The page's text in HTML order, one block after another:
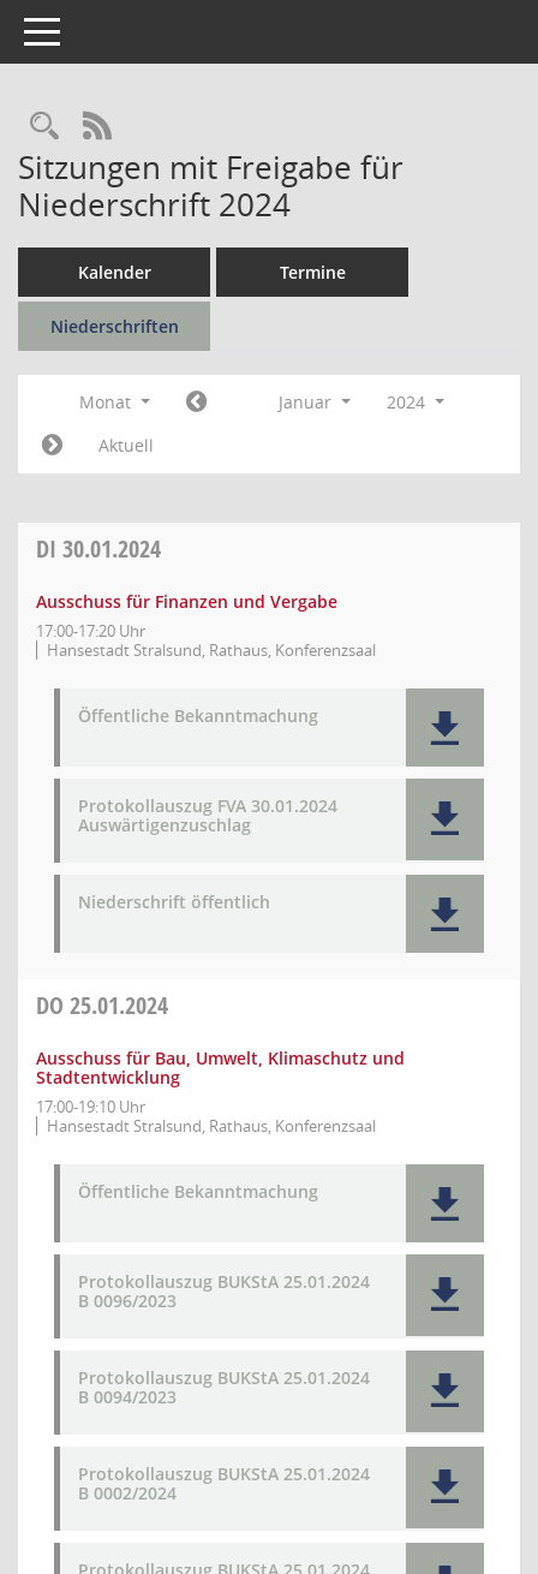
Toggle navigation
Rechercheauswahl
RSS-Feed
Sitzungen mit Freigabe für
Niederschrift 2024
Kalender Termine
Niederschriften
Monat Januar
2024
Aktuell
DI 30.01.2024
Ausschuss für Finanzen und Vergabe
17:00-17:20 Uhr
Hansestadt Stralsund, Rathaus, Konferenzsaal
Öffentliche Bekanntmachung
Protokollauszug FVA 30.01.2024
Auswärtigenzuschlag
Niederschrift öffentlich
DO 25.01.2024
Ausschuss für Bau, Umwelt, Klimaschutz und
Stadtentwicklung
17:00-19:10 Uhr
Hansestadt Stralsund, Rathaus, Konferenzsaal
Öffentliche Bekanntmachung
Protokollauszug BUKStA 25.01.2024
B 0096/2023
Protokollauszug BUKStA 25.01.2024
B 0094/2023
Protokollauszug BUKStA 25.01.2024
B 0002/2024